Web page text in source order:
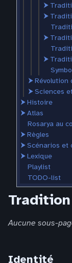
⮞
⮞
⮞
⮞
⮞Révolution
⮞Sciences
⮞Histoire
⮞Atlas
Rosarya au
⮞Règles
⮞Scénarios et
⮞Lexique
Playlist
TODO-list
Aucune sous-
Identité